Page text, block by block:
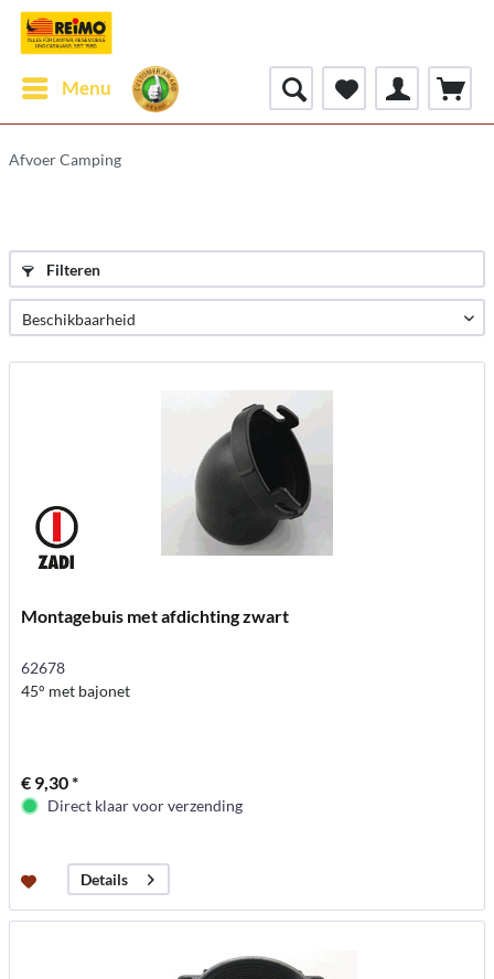
Menu
Afvoer Camping
Filteren
Montagebuis met afdichting zwart
62678
45° met bajonet
€ 9,30 *
Direct klaar voor verzending
Details